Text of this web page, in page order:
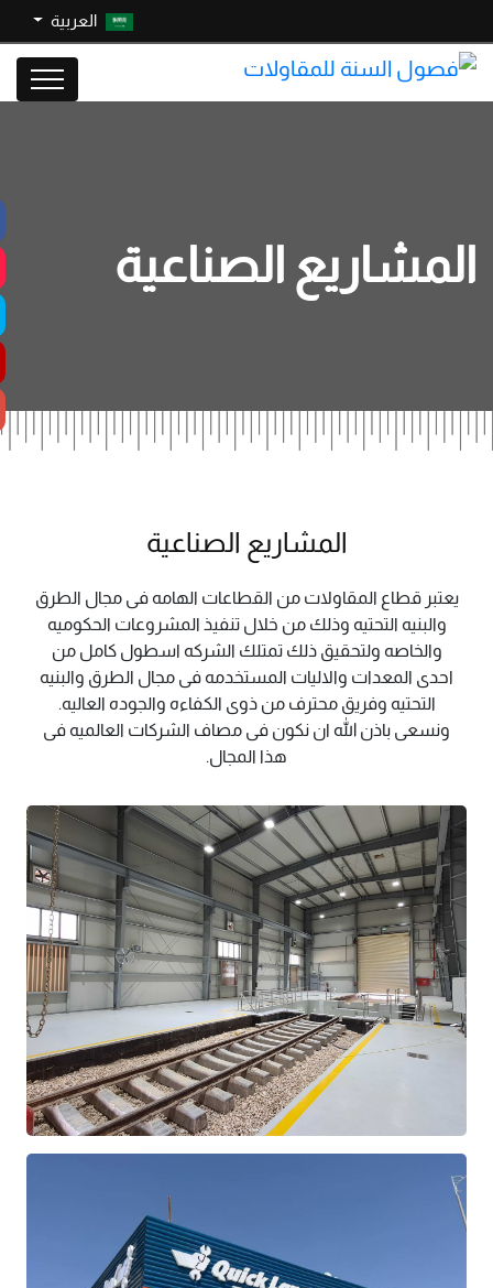
العربية
المشاريع الصناعية
المشاريع الصناعية
يعتبر قطاع المقاولات من القطاعات الهامه فى مجال الطرق
والبنيه التحتيه وذلك من خلال تنفيذ المشروعات الحكوميه
والخاصه ولتحقيق ذلك تمتلك الشركه اسطول كامل من
احدى المعدات والاليات المستخدمه فى مجال الطرق والبنيه
التحتيه وفريق محترف من ذوى الكفاءه والجوده العاليه.
ونسعى باذن الله ان نكون فى مصاف الشركات العالميه فى
هذا المجال.